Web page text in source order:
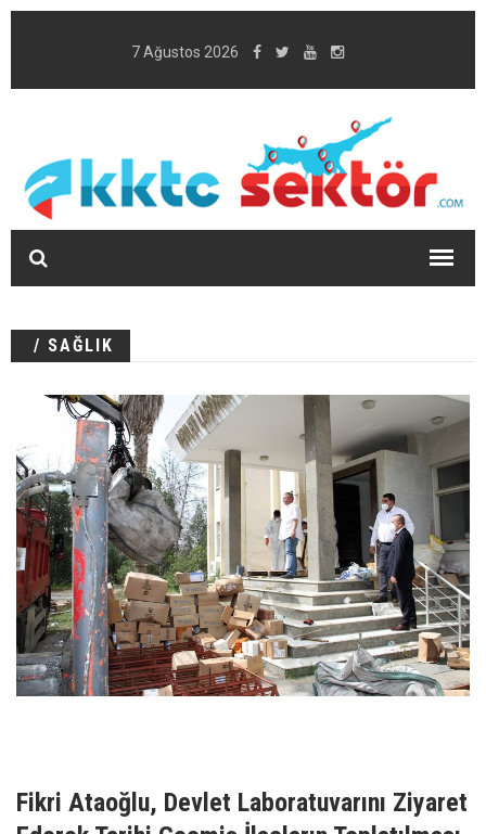
7 Ağustos 2026
/ SAĞLIK
Fikri Ataoğlu, Devlet Laboratuvarını Ziyaret